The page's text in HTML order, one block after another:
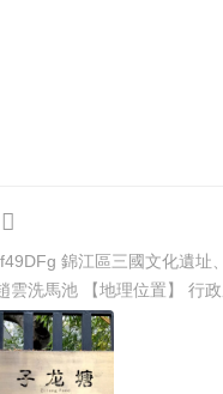
池 原創： 成都武侯祠博物館 行腳三國 前天 此次